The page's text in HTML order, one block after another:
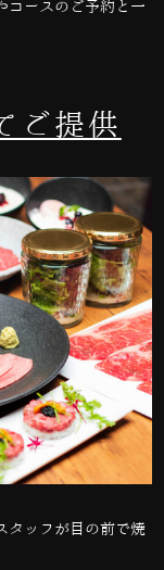
コースのご予約と一
ご提供
タッフが目の前で焼